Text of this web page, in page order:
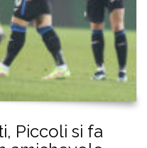
Piccoli si fa